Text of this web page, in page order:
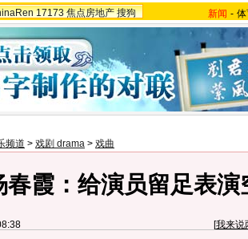
17173 焦点房地产 搜狗 新闻 -
频道 > 戏剧 drama > 戏曲
春霞：给演员留足表演
[我来说